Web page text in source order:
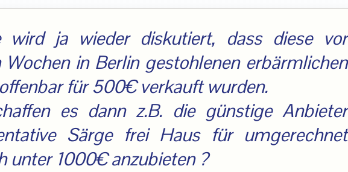
wird ja wieder diskutiert, dass diese vor
Wochen in Berlin gestohlenen erbärmlichen
für 500€ verkauft wurden.
es dann z.B. die günstige Anbieter
Särge frei Haus für umgerechnet
unter 1000€ anzubieten ?